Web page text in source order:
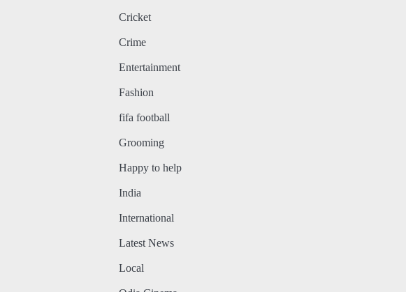
Cricket
Crime
Entertainment
Fashion
fifa football
Grooming
Happy to help
India
International
Latest News
Local